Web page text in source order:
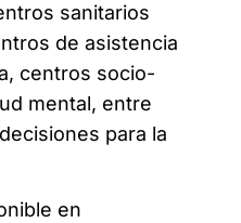
sanitarios
de asistencia
centros socio-
mental, entre
para la
en